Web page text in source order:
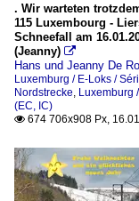
. Wir warteten
115 Luxembourg -
Schneefall am
(Jeanny) 
Hans und Jeanny De
Luxemburg / E-Loks /
Nordstrecke Luxemburg
(EC, IC)
 674 706x908 Px,